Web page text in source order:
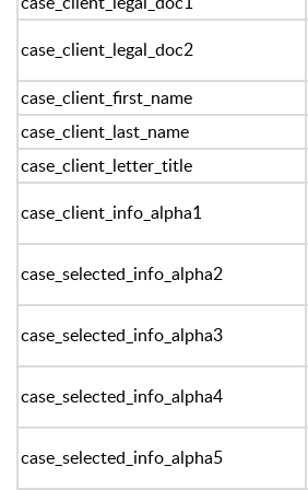
case_client_legal_doc2
case_client_first_name
case_client_last_name
case_client_letter_title
case_client_info_alpha1
case_selected_info_alpha2
case_selected_info_alpha3
case_selected_info_alpha4
case_selected_info_alpha5